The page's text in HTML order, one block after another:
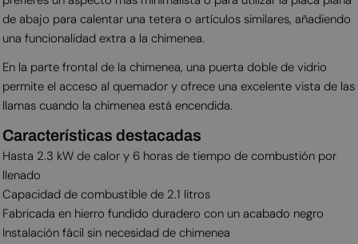
de abajo para calentar una tetera o artículos similares, añadiendo
una funcionalidad extra a la chimenea.
En la parte frontal de la chimenea, una puerta doble de vidrio
permite el acceso al quemador y ofrece una excelente vista de las
llamas cuando la chimenea está encendida.
Características destacadas
Hasta 2.3 kW de calor y 6 horas de tiempo de combustión por
llenado
Capacidad de combustible de 2.1 litros
Fabricada en hierro fundido duradero con un acabado negro
Instalación fácil sin necesidad de chimenea